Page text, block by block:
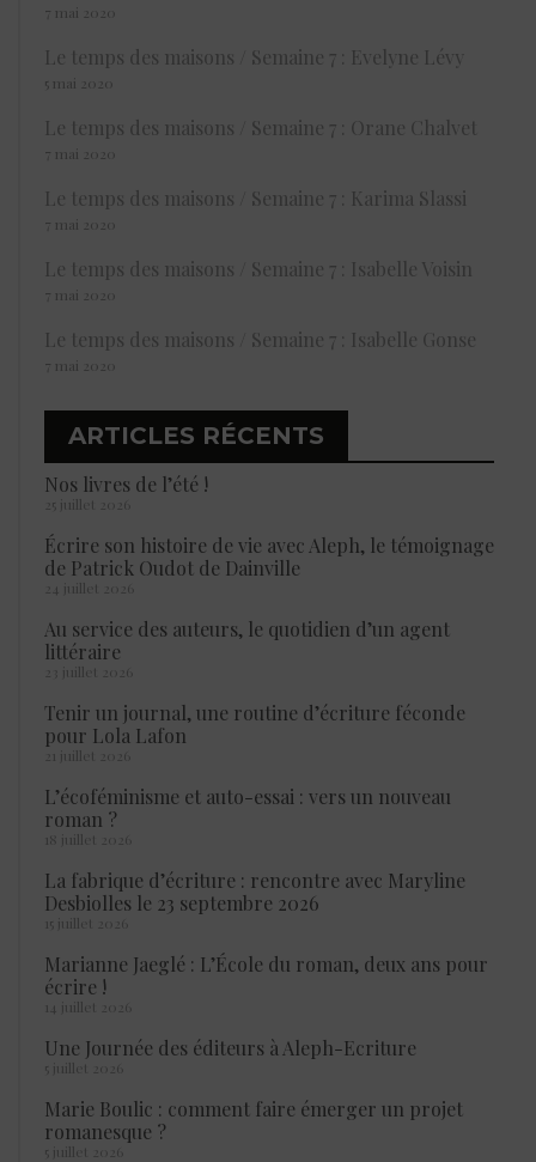
7 mai 2020
Le temps des maisons / Semaine 7 : Evelyne Lévy
5 mai 2020
Le temps des maisons / Semaine 7 : Orane Chalvet
7 mai 2020
Le temps des maisons / Semaine 7 : Karima Slassi
7 mai 2020
Le temps des maisons / Semaine 7 : Isabelle Voisin
7 mai 2020
Le temps des maisons / Semaine 7 : Isabelle Gonse
7 mai 2020
ARTICLES RÉCENTS
Nos livres de l’été !
25 juillet 2026
Écrire son histoire de vie avec Aleph, le témoignage
de Patrick Oudot de Dainville
24 juillet 2026
Au service des auteurs, le quotidien d’un agent
littéraire
23 juillet 2026
Tenir un journal, une routine d’écriture féconde
pour Lola Lafon
21 juillet 2026
L’écoféminisme et auto-essai : vers un nouveau
roman ?
18 juillet 2026
La fabrique d’écriture : rencontre avec Maryline
Desbiolles le 23 septembre 2026
15 juillet 2026
Marianne Jaeglé : L’École du roman, deux ans pour
écrire !
14 juillet 2026
Une Journée des éditeurs à Aleph-Ecriture
5 juillet 2026
Marie Boulic : comment faire émerger un projet
romanesque ?
5 juillet 2026